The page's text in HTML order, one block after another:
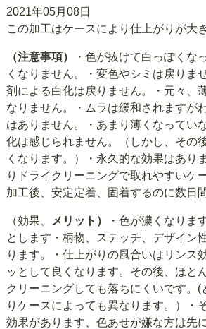
2021年05月08日
この加工はケースにより仕上がりが大
（注意事項）
・色が抜けて白っぽくな
くなりません。・変色やシミは戻りま
剤による白化は戻りません。・元々、
なりません。・ムラは緩和されますが
はありません。・あまり薄くなってい
化は感じられません。（しかし、その
くなります。）・永久的な効果はあり
りドライクリーニングで取れやすいケ
加工後、安定定着、固着するのに数日
（効果、 メリット）
・色が濃くなりま
とします・柄物、ステッチ、デザイン
ります。・仕上がりの風合いはリンス
ッとして良くなります。その後、ほと
クリーニングしても落ちにくいです。(
りケースによっても異なります。）・
効果があります、色あせが嫌な方は先